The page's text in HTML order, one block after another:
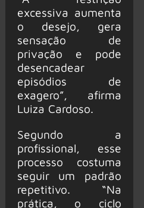
excessiva aumenta
o desejo, gera
sensação de
privação e pode
desencadear
episódios de
exagero”, afirma
Luiza Cardoso.
Segundo a
profissional, esse
processo costuma
seguir um padrão
repetitivo. “Na
prática, o ciclo